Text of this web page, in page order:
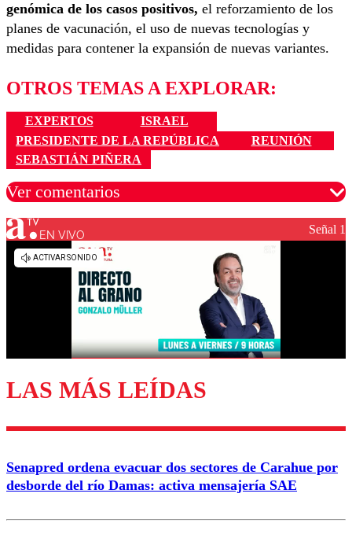
genómica de los casos positivos, el reforzamiento de los
planes de vacunación, el uso de nuevas tecnologías y
medidas para contener la expansión de nuevas variantes.
OTROS TEMAS A EXPLORAR:
EXPERTOS
ISRAEL
PRESIDENTE DE LA REPÚBLICA
REUNIÓN
SEBASTIÁN PIÑERA
Ver comentarios
Los comentarios son moderados para garantizar un
diálogo respetuoso.
Enviar comentario
EN VIVO Señal 1
LAS MÁS LEÍDAS
Senapred ordena evacuar dos sectores de Carahue por
desborde del río Damas: activa mensajería SAE